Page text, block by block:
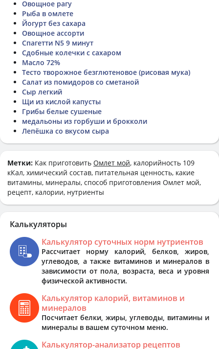
Овощное рагу
Рыба в омлете
Йогурт без сахара
Овощное ассорти
Спагетти N5 9 минут
Сдобные колечки с сахаром
Масло 72%
Тесто творожное безглютеновое (рисовая мука)
Салат из помидоров со сметаной
Сыр легкий
Щи из кислой капусты
Грибы белые сушеные
медальоны из горбуши и брокколи
Лепёшка со вкусом сыра
Метки: Как приготовить Омлет мой, калорийность 109
кКал, химический состав, питательная ценность, какие
витамины, минералы, способ приготовления Омлет мой,
рецепт, калории, нутриенты
Калькуляторы
Калькулятор суточных норм нутриентов
Рассчитает норму калорий, белков, жиров,
углеводов, а также витаминов и минералов в
зависимости от пола, возраста, веса и уровня
физической активности.
Калькулятор калорий, витаминов и
минералов
Посчитает белки, жиры, углеводы, витамины и
минералы в вашем суточном меню.
Калькулятор-анализатор рецептов